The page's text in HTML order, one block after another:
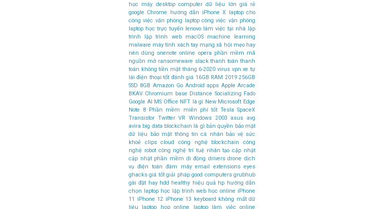
học máy desktop computer dữ liệu lớn giá rẻ
google Chrome
hướng dẫn iPhone X laptop cho
công việc văn phòng laptop công việc văn phòng
laptop học trực tuyến lenovo làm việc tại nhà lập
trình
lập trình web macOS
machine learning
malware máy tính xách tay mạng xã hội mẹo hay
nên dùng onenote online opera phần mềm mã
nguồn mở ransomeware slack thanh toán thanh
toán không tiền mặt tháng 6-2020 virus vpn xe tự
lái điện thoại tốt đánh giá 16GB RAM 2019 256GB
SSD 8GB Amazon Go Android apps Apple Arcade
BKAV Chromium base Distance Socializing Fado
Google AI MS Office NFT là gì New Microsoft Edge
Note 8 Phần mềm miễn phí tốt Tesla SpaceX
Transistor Twitter VR Windows 2003 asus avg
avira big data blockchain là gì bản quyền bảo mật
dữ liệu
bảo mật thông tin cá nhân bảo vệ sức
khoẻ
clips cloud công nghệ blockchain
công
nghệ robot công nghệ trí tuệ nhân tạo cập nhật
cập nhật phần mềm di động drivers drone dịch
vụ điện toán đám mây email extensions eyes
ghacks giá tốt giải pháp good computers grubhub
gài đặt hay hdd healthy hiệu quả hp hướng dẫn
chọn laptop học lập trình web học online iPhone
11
iPhone 12 iPhone 13 keyboard không mất dữ
liệu
laptop họp online laptop làm việc online